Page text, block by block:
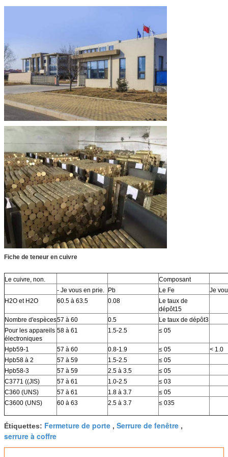
Fiche de teneur en cuivre
Le cuivre, non.
Composant
- Je vous en prie.
Pb Le Fe
Je
H2O et H2O
60.5 à 63.5 0.08
Le taux de
dépôt15
Nombre d'espèces57 à 60 0.5
Le taux de dépôt3
Pour les appareils
électroniques
58 à 61 1.5-2.5 ≤ 05
Hpb59-1 57 à 60 0.8-1.9 ≤ 05
< 1.0
Hpb58 à 2
57 à 59 1.5-2.5
≤ 05
Hpb58-3
57 à 59 2.5 à 3.5
≤ 05
C3771 ((JIS)
57 à 61 1.0-2.5
≤ 03
C360 (UNS)
57 à 61 1.8 à 3.7
≤ 05
C3600 (UNS)
60 à 63 2.5 à 3.7 ≤ 035
Étiquettes: Fermeture de porte , Serrure de fenêtre ,
serrure à coffre